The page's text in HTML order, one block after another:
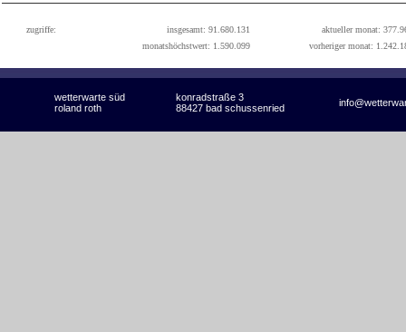
zugriffe: insgesamt: 91.680.131
aktueller monat:
monatshöchstwert: 1.590.099
vorheriger monat:
wetterwarte süd konradstraße 3
roland roth 88427 bad schussenried